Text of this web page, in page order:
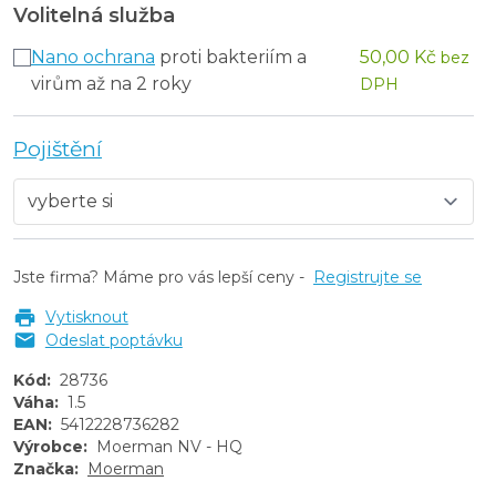
Volitelná služba
Nano ochrana proti bakteriím a
virům až na 2 roky
50,00 Kč bez
DPH
Pojištění
Jste firma? Máme pro vás lepší ceny - Registrujte se
Vytisknout
Odeslat poptávku
Kód : 28736
Váha: 1.5
EAN: 5412228736282
Výrobce:
Moerman NV - HQ
Značka: Moerman